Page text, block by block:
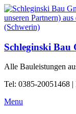
Schleginski
Alle Bauleistungen
Tel: 0385-20051468
Menu